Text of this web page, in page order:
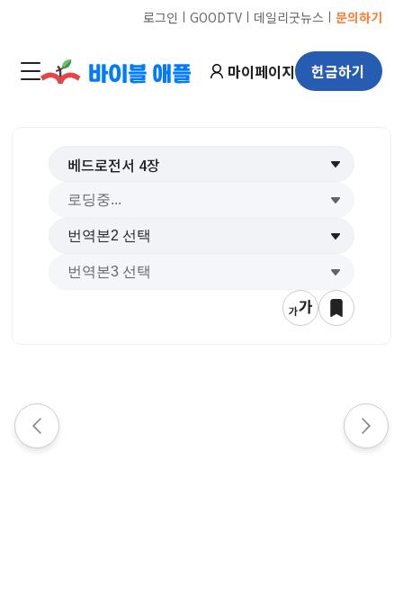
로그인 ㅣ GOODTVㅣ 데일리굿뉴스 ㅣ 문의하기
마이페이지 헌금하기
베드로전서 4장